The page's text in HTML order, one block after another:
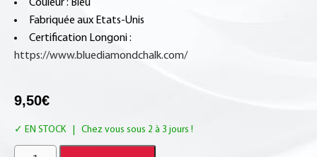
Couleur : Bleu
Fabriquée aux Etats-Unis
Certification Longoni :
https://www.bluediamondchalk.com/
9,50€
EN STOCK